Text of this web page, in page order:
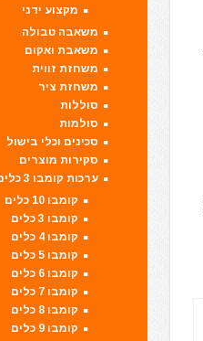
מקצוע ידני
משאבה טבולה
משאבת ואקום
משחזת זווית
משחזת ציר
סוללות
סולמות
סכינים וכלי בישול
סקירות מוצרים
ערכות קומבו 3 כלים ויותר
קומבו 10 כלים
קומבו 3 כלים
קומבו 4 כלים
קומבו 5 כלים
קומבו 6 כלים
קומבו 7 כלים
קומבו 8 כלים
קומבו 9 כלים